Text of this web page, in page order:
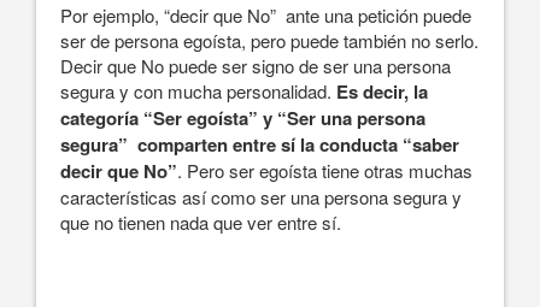
Por ejemplo, “decir que No” ante una petición puede
ser de persona egoísta, pero puede también no serlo.
Decir que No puede ser signo de ser una persona
segura y con mucha personalidad. Es decir, la
categoría “Ser egoísta” y “Ser una persona
segura” comparten entre sí la conducta “saber
decir que No”. Pero ser egoísta tiene otras muchas
características así como ser una persona segura y
que no tienen nada que ver entre sí.